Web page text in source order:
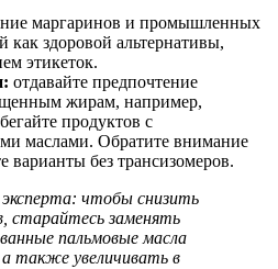
маргаринов и промышленных
как здоровой альтернативы,
этикеток.
отдавайте предпочтение
жирам, например,
продуктов с
маслами. Обратите внимание
варианты без трансизомеров.
чтобы снизить
старайтесь заменять
пальмовые масла
также увеличивать в